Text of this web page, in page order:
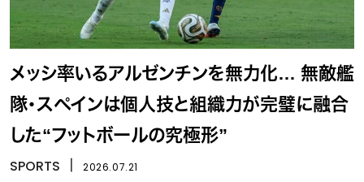
メッシ率いるアルゼンチンを無力化… 無敵艦
隊・スペインは個人技と組織力が完璧に融合
した“フットボールの究極形”
SPORTS 2026.07.21